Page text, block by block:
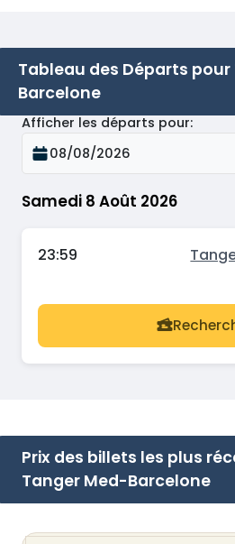
Tableau des Départs
Barcelone
Samedi 8 Août 2026
Afficher les départs pour:
08/08/2026
23:59
Prix des billets les plus
Tanger Med-Barcelone